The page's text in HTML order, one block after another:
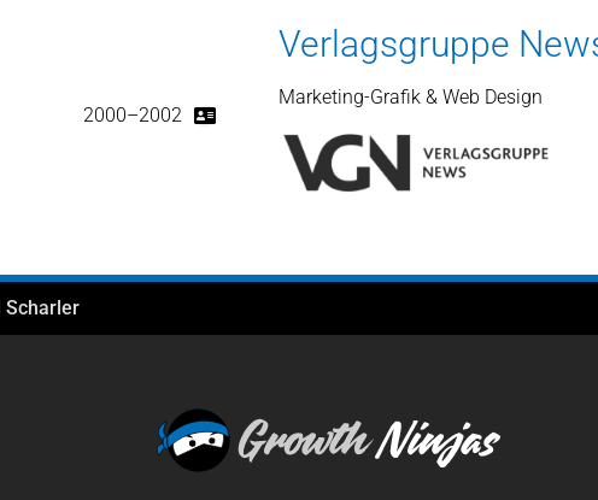
Verlagsgruppe
Marketing-Grafik & Web Design
2000–2002
Scharler